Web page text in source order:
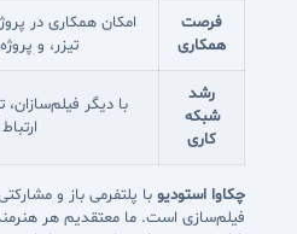
فرصت
همکاری
امکان همکاری در
تیزر، و
رشد
شبکه
کاری
با دیگر
چکاوا استودیو با پلتفرمی باز و
فیلم‌سازی است. ما معتقدیم هر